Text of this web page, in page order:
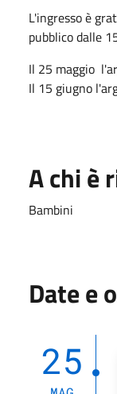
L'ingresso è
pubblico dalle
Il 25 maggio
Il 15 giugno
A chi è
Bambini
Date e
25